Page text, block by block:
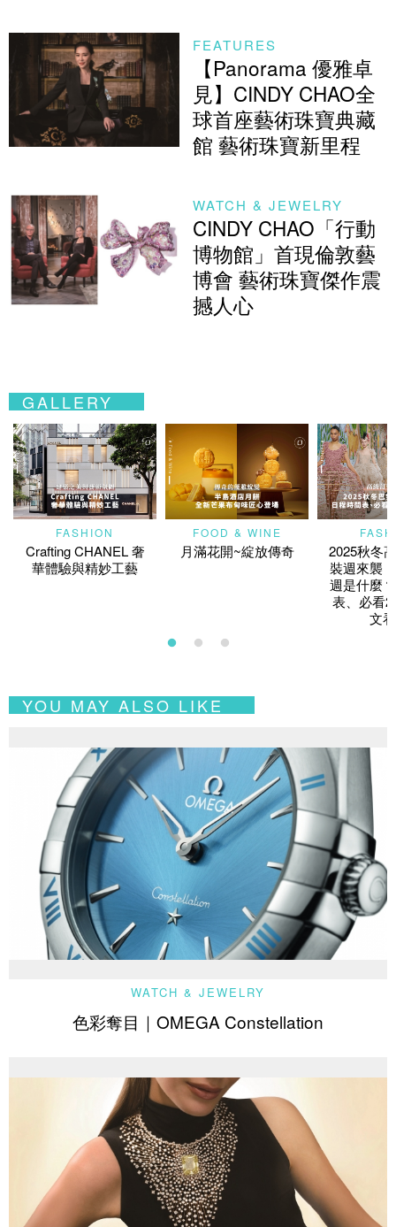
FEATURES
【Panorama 優雅卓
見】CINDY CHAO全
球首座藝術珠寶典藏
館 藝術珠寶新里程
WATCH & JEWELRY
CINDY CHAO「行動
博物館」首現倫敦藝
博會 藝術珠寶傑作震
撼人心
GALLERY
FASHION
Crafting CHANEL 奢
華體驗與精妙工藝
FOOD & WINE
月滿花開~綻放傳奇
2025秋冬
裝週來襲
週是什麼
表、必看
文
YOU MAY ALSO LIKE
WATCH & JEWELRY
色彩奪目｜OMEGA Constellation